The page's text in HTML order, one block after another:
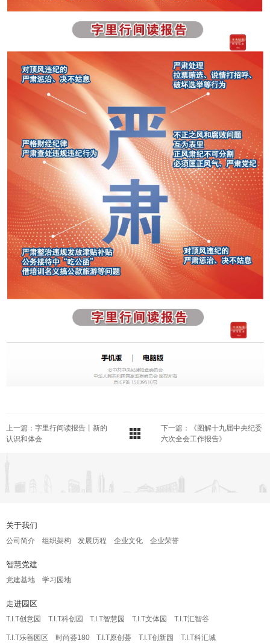
上一篇：字里行间读报告丨新的
认识和体会
下一篇：《图解十九届中央纪委
六次全会工作报告》
关于我们
公司简介 组织架构 发展历程 企业文化 企业荣誉
智慧党建
党建基地 学习园地
走进园区
T.I.T创意园 T.I.T科创园 T.I.T智慧园 T.I.T文体园 T.I.T汇智谷
T.I.T乐善园区 时尚荟180 T.I.T原创荟 T.I.T创新园 T.I.T科汇城